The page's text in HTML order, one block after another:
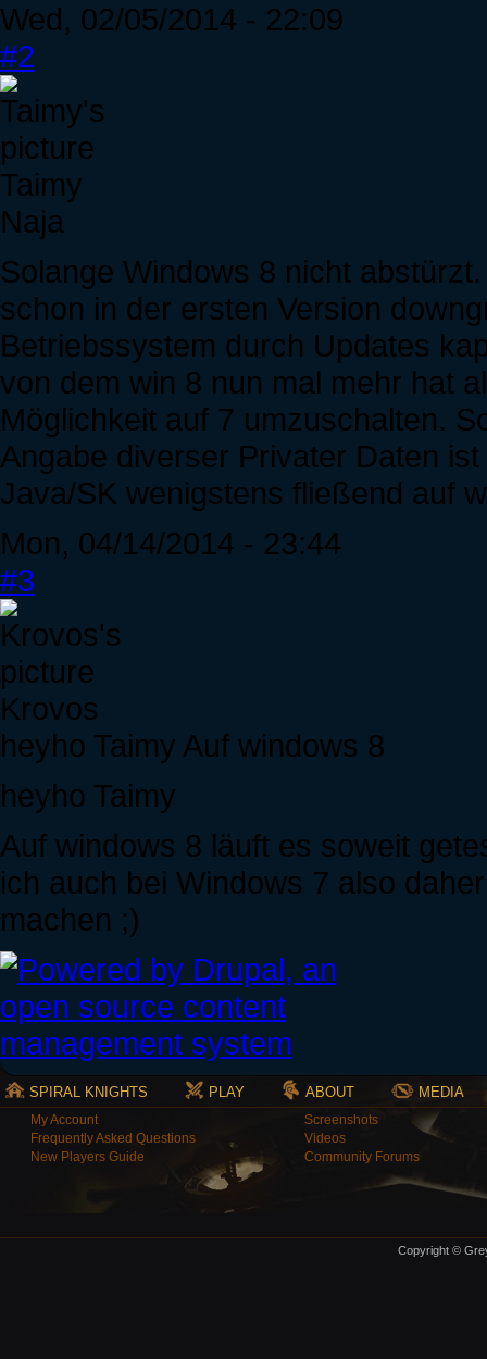
Wed, 02/05/2014 - 22:09
#2
Taimy
Naja
Solange Windows 8 nicht
schon in der ersten Version
Betriebssystem durch Updates
von dem win 8 nun mal mehr hat
Möglichkeit auf 7 umzuschalten.
Angabe diverser Privater Daten
Java/SK wenigstens fließend auf
Mon, 04/14/2014 - 23:44
#3
Krovos
heyho Taimy Auf windows 8
heyho Taimy
Auf windows 8 läuft es soweit
ich auch bei Windows 7 also
machen ;)
SPIRAL KNIGHTS PLAY ABOUT MEDIA
My Account
Frequently Asked Questions
New Players Guide
Screenshots
Videos
Community Forums
Copyright ©